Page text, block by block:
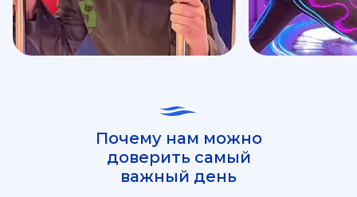
Почему нам можно
доверить самый
важный день